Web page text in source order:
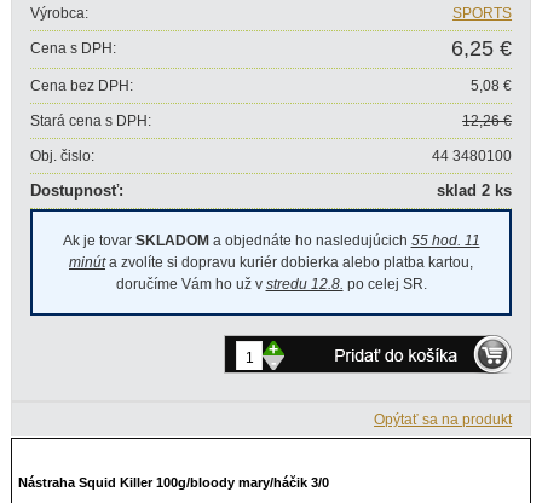
Výrobca: SPORTS
Cena s DPH: 6,25 €
Cena bez DPH: 5,08 €
Stará cena s DPH: 12,26 €
Obj. čislo: 44 3480100
Dostupnosť: sklad 2 ks
Ak je tovar SKLADOM a objednáte ho nasledujúcich 55 hod. 11
minúta zvolíte si dopravu kuriér dobierka alebo platba kartou,
doručíme Vám ho už v stredu 12.8. po celej SR.
-
+
Opýtať sa na produkt
Nástraha Squid Killer 100g/bloody mary/háčik 3/0